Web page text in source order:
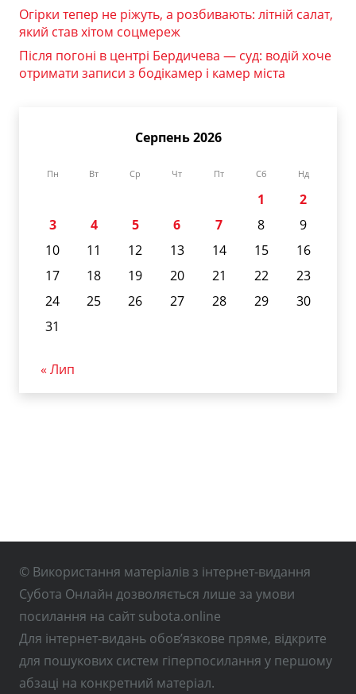
Огірки тепер не ріжуть, а розбивають: літній салат,
який став хітом соцмереж
Після погоні в центрі Бердичева — суд: водій хоче
отримати записи з бодікамер і камер міста
Серпень 2026
Пн Вт Ср Чт Пт Сб Нд
1
2
3
4 5 6 7 8
9
10
11 12 13 14 15
16
17
18 19 20 21 22
23
24
25 26 27 28 29
30
31
« Лип
© Використання матеріалів з інтернет-видання
Субота Онлайн дозволяється лише за умови
посилання на сайт subota.online
Для інтернет-видань обов’язкове пряме, відкрите
для пошукових систем гіперпосилання у першому
абзаці на конкретний матеріал.